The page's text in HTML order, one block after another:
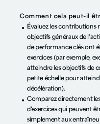
Comment cela peut-il
Évaluez les contributions
objectifs généraux de
de performance clés ont
exercices (par exemple,
atteindre les objectifs de
petite échelle pour
décélération).
Comparez directement
d'exercices qui peuvent
simplement aux